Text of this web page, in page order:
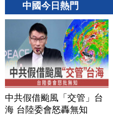
中國今日熱門
中共假借颱風「交管」台
海 台陸委會怒轟無知